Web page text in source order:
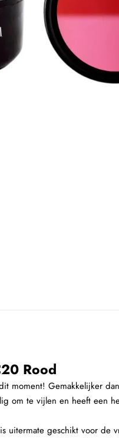
Rood
moment! Gemakkelijker
om te vijlen en heeft een
uitermate geschikt voor de